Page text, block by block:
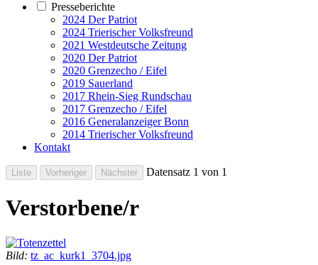
Presseberichte
2024 Der Patriot
2024 Trierischer Volksfreund
2021 Westdeutsche Zeitung
2020 Der Patriot
2020 Grenzecho / Eifel
2019 Sauerland
2017 Rhein-Sieg Rundschau
2017 Grenzecho / Eifel
2016 Generalanzeiger Bonn
2014 Trierischer Volksfreund
Kontakt
Datensatz 1 von 1
Verstorbene/r
Bild: tz_ac_kurk1_3704.jpg